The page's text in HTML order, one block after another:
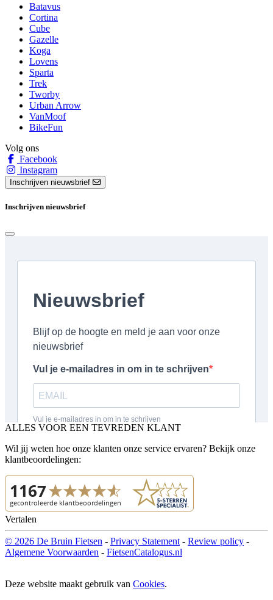
Batavus
Cortina
Cube
Gazelle
Koga
Lovens
Sparta
Trek
Tworby
Urban Arrow
VanMoof
BikeFun
Volg ons
Facebook
Instagram
Inschrijven nieuwsbrief
Inschrijven nieuwsbrief
ALLES VOOR EEN TEVREDEN KLANT
Wil jij weten hoe onze klanten onze service ervaren? Bekijk onze
klantbeoordelingen:
Vertalen
© 2026 De Bruin Fietsen - Privacy Statement - Review policy -
Algemene Voorwaarden - FietsenCatalogus.nl
Deze website maakt gebruik van Cookies.